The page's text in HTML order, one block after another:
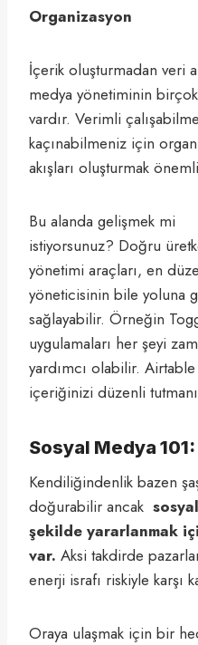
Organizasyon
İçerik oluşturmadan veri
medya yönetiminin
vardır. Verimli
kaçınabilmeniz için
akışları oluşturmak
Bu alanda gelişmek mi
istiyorsunuz? Doğru
yönetimi araçları, en
yöneticisinin bile yoluna
sağlayabilir. Örneğin
uygulamaları her şeyi
yardımcı olabilir.
içeriğinizi düzenli
Sosyal Medya
Kendiliğindenlik bazen
doğurabilir ancak
şekilde yararlanmak
var. Aksi takdirde
enerji israfı riskiyle karşı
Oraya ulaşmak için bir